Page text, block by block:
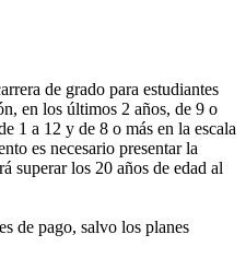
de grado para estudiantes
en los últimos 2 años, de 9 o
1 a 12 y de 8 o más en la escala
es necesario presentar la
superar los 20 años de edad al
de pago, salvo los planes